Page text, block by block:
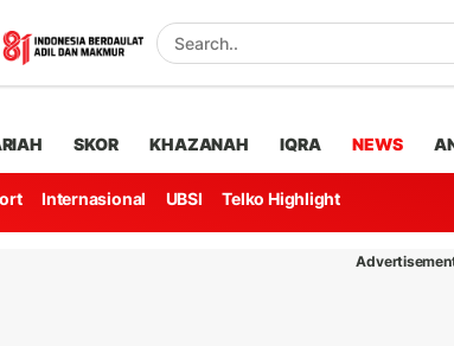
SKOR KHAZANAH IQRA NEWS
Internasional UBSI Telko Highlight